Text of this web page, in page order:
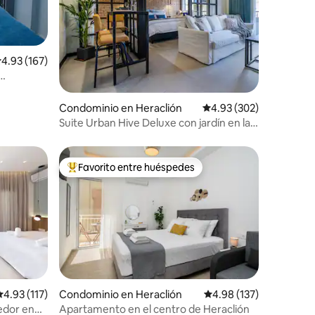
promedio: 4.93 de 5; 167 evaluaciones
4.93 (167)
Condominio en Heraclión Calificación promedio:
4.93 (302)
Suite Urban Hive Deluxe con jardín en la
promedio: 4.93 de 5; 117 evaluaciones
4.93 (117)
en
De los mejores en Favorito entre huéspedes
Favorito entre huéspedes
Condominio en Heraclión Calificación promedio:
4.98 (137)
Apartamento en el centro de Heraclión